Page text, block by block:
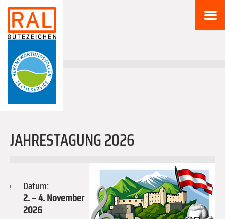
JAHRESTAGUNG 2026
Datum:
2. – 4. November
2026